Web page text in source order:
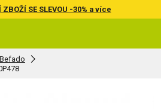
ZBOŽÍ SE SLEVOU -30% a více
Befado